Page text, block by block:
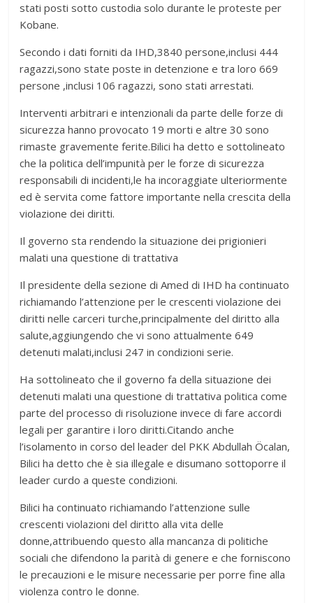
stati posti sotto custodia solo durante le proteste per
Kobane.
Secondo i dati forniti da IHD,3840 persone,inclusi 444
ragazzi,sono state poste in detenzione e tra loro 669
persone ,inclusi 106 ragazzi, sono stati arrestati.
Interventi arbitrari e intenzionali da parte delle forze di
sicurezza hanno provocato 19 morti e altre 30 sono
rimaste gravemente ferite.Bilici ha detto e sottolineato
che la politica dell’impunità per le forze di sicurezza
responsabili di incidenti,le ha incoraggiate ulteriormente
ed è servita come fattore importante nella crescita della
violazione dei diritti.
Il governo sta rendendo la situazione dei prigionieri
malati una questione di trattativa
Il presidente della sezione di Amed di IHD ha continuato
richiamando l’attenzione per le crescenti violazione dei
diritti nelle carceri turche,principalmente del diritto alla
salute,aggiungendo che vi sono attualmente 649
detenuti malati,inclusi 247 in condizioni serie.
Ha sottolineato che il governo fa della situazione dei
detenuti malati una questione di trattativa politica come
parte del processo di risoluzione invece di fare accordi
legali per garantire i loro diritti.Citando anche
l’isolamento in corso del leader del PKK Abdullah Öcalan,
Bilici ha detto che è sia illegale e disumano sottoporre il
leader curdo a queste condizioni.
Bilici ha continuato richiamando l’attenzione sulle
crescenti violazioni del diritto alla vita delle
donne,attribuendo questo alla mancanza di politiche
sociali che difendono la parità di genere e che forniscono
le precauzioni e le misure necessarie per porre fine alla
violenza contro le donne.